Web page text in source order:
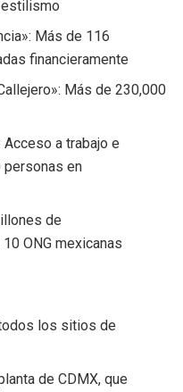
estilismo
Más de 116
financieramente
Más de 230,000
a trabajo e
personas en
de
ONG mexicanas
los sitios de
de CDMX, que